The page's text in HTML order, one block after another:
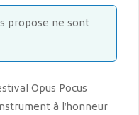
propose ne sont
Opus Pocus
à l’honneur